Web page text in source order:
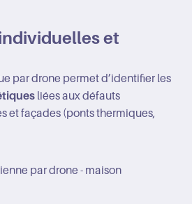
et
par drone permet d’identifier les
liées aux défauts
et façades (ponts thermiques,